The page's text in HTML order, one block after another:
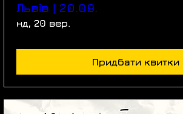
Львів | 20.09.
нд, 20 вер.
Придбати квитки